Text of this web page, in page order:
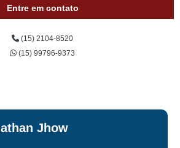
Entre em contato
(15) 2104-8520
(15) 99796-9373